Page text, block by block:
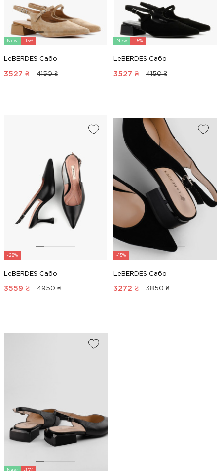
New -15%
LeBERDES Сабо
3527 ₴ 4150 ₴
New -15%
LeBERDES Сабо
3527 ₴ 4150 ₴
-28%
LeBERDES Сабо
3559 ₴ 4950 ₴
-15%
LeBERDES Сабо
3272 ₴ 3850 ₴